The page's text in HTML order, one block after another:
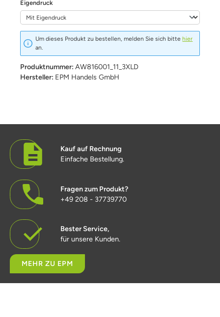
Eigendruck
Um dieses Produkt zu bestellen, melden Sie sich bitte hier
an.
Produktnummer: AW816001_11_3XLD
Hersteller: EPM Handels GmbH
Kauf auf Rechnung
Einfache Bestellung.
Fragen zum Produkt?
+49 208 - 37739770
Bester Service,
für unsere Kunden.
MEHR ZU EPM